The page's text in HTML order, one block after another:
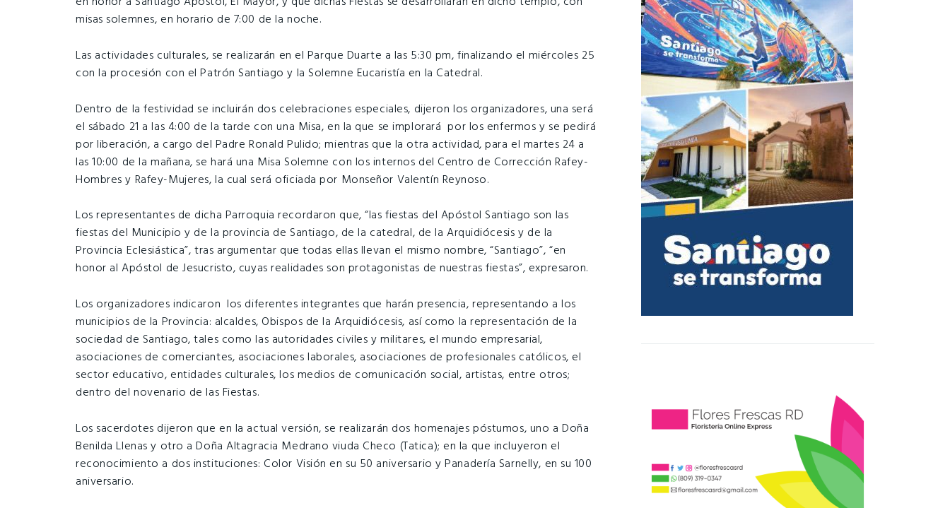
misas solemnes, en horario de 7:00 de la noche.
Las actividades culturales, se realizarán en el Parque Duarte a las 5:30 pm, finalizando el miércoles 25
con la procesión con el Patrón Santiago y la Solemne Eucaristía en la Catedral.
Dentro de la festividad se incluirán dos celebraciones especiales, dijeron los organizadores, una será
el sábado 21 a las 4:00 de la tarde con una Misa, en la que se implorará por los enfermos y se pedirá
por liberación, a cargo del Padre Ronald Pulido; mientras que la otra actividad, para el martes 24 a
las 10:00 de la mañana, se hará una Misa Solemne con los internos del Centro de Corrección Rafey-
Hombres y Rafey-Mujeres, la cual será oficiada por Monseñor Valentín Reynoso.
Los representantes de dicha Parroquia recordaron que, “las fiestas del Apóstol Santiago son las
fiestas del Municipio y de la provincia de Santiago, de la catedral, de la Arquidiócesis y de la
Provincia Eclesiástica”, tras argumentar que todas ellas llevan el mismo nombre, “Santiago”, “en
honor al Apóstol de Jesucristo, cuyas realidades son protagonistas de nuestras fiestas”, expresaron.
Los organizadores indicaron los diferentes integrantes que harán presencia, representando a los
municipios de la Provincia: alcaldes, Obispos de la Arquidiócesis, así como la representación de la
sociedad de Santiago, tales como las autoridades civiles y militares, el mundo empresarial,
asociaciones de comerciantes, asociaciones laborales, asociaciones de profesionales católicos, el
sector educativo, entidades culturales, los medios de comunicación social, artistas, entre otros;
dentro del novenario de las Fiestas.
Los sacerdotes dijeron que en la actual versión, se realizarán dos homenajes póstumos, uno a Doña
Benilda Llenas y otro a Doña Altagracia Medrano viuda Checo (Tatica); en la que incluyeron el
reconocimiento a dos instituciones: Color Visión en su 50 aniversario y Panadería Sarnelly, en su 100
aniversario.